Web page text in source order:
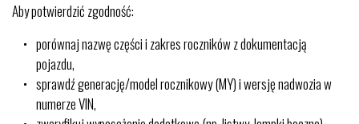
Aby potwierdzić zgodność:
porównaj nazwę części i zakres roczników z dokumentacją
pojazdu,
sprawdź generację/model rocznikowy (MY) i wersję nadwozia w
numerze VIN,